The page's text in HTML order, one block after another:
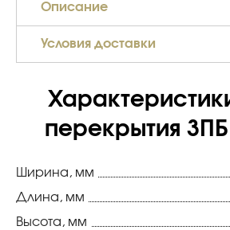
Описание
Условия доставки
перекрытия 3ПБ
Ширина, мм
Длина, мм
Высота, мм